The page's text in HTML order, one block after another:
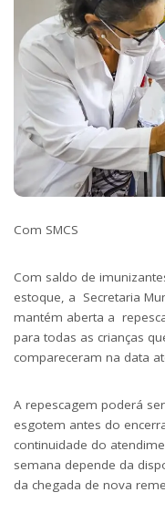
Com SMCS
Com saldo de
estoque, a Secretaria
mantém aberta a
para todas as crianças
compareceram na data
A repescagem poderá
esgotem antes do
continuidade do
semana depende da
da chegada de nova